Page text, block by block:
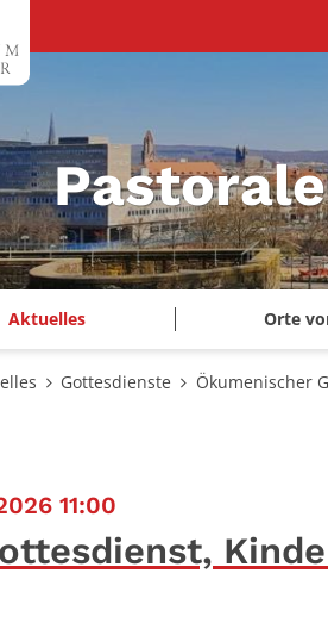
Aktuelles Orte
Gottesdienste Ökumenischer
11:00